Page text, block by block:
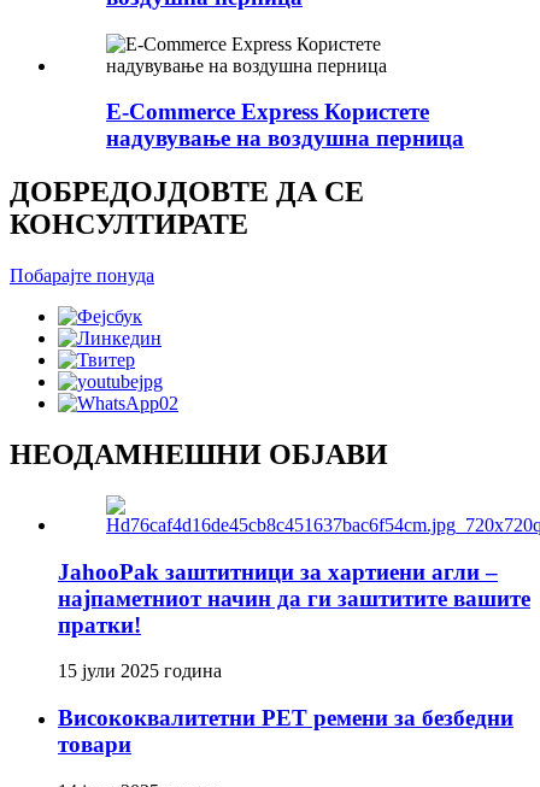
E-Commerce Express Користете
надувување на воздушна перница
ДОБРЕДОЈДОВТЕ ДА СЕ
КОНСУЛТИРАТЕ
Побарајте понуда
НЕОДАМНЕШНИ ОБЈАВИ
JahooPak заштитници за хартиени агли –
најпаметниот начин да ги заштитите вашите
пратки!
15 јули 2025 година
Висококвалитетни PET ремени за безбедни
товари